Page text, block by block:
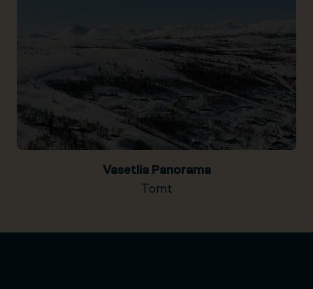
Vasetlia Panorama
Tomt